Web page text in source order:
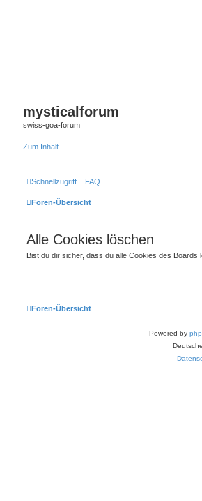
mysticalforum
swiss-goa-forum
Zum Inhalt
Schnellzugriff FAQ
Foren-Übersicht
Alle Cookies löschen
Bist du dir sicher, dass du alle Cookies des Boards
Foren-Übersicht
Powered by